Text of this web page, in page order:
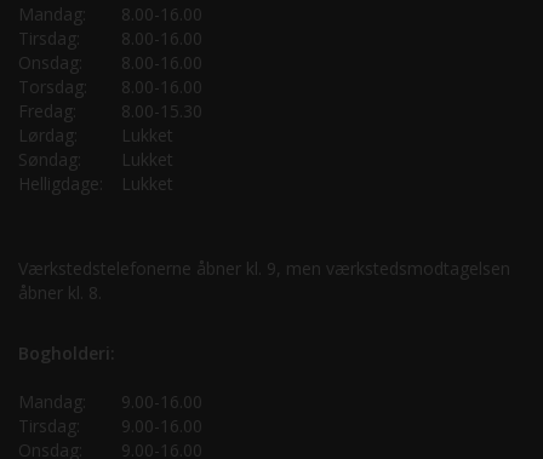
Mandag:
8.00-16.00
Tirsdag:
8.00-16.00
Onsdag:
8.00-16.00
Torsdag:
8.00-16.00
Fredag:
8.00-15.30
Lørdag:
Lukket
Søndag:
Lukket
Helligdage:
Lukket
Værkstedstelefonerne åbner kl. 9, men værkstedsmodtagelsen
åbner kl. 8.
Bogholderi:
Mandag:
9.00-16.00
Tirsdag:
9.00-16.00
Onsdag:
9.00-16.00